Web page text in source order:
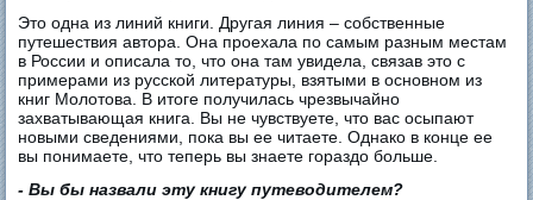
Это одна из линий книги. Другая линия – собственные
путешествия автора. Она проехала по самым разным местам
в России и описала то, что она там увидела, связав это с
примерами из русской литературы, взятыми в основном из
книг Молотова. В итоге получилась чрезвычайно
захватывающая книга. Вы не чувствуете, что вас осыпают
новыми сведениями, пока вы ее читаете. Однако в конце ее
вы понимаете, что теперь вы знаете гораздо больше.
- Вы бы назвали эту книгу путеводителем?